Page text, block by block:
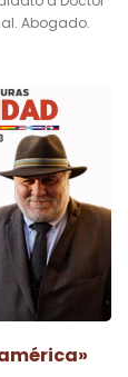
Abogado.